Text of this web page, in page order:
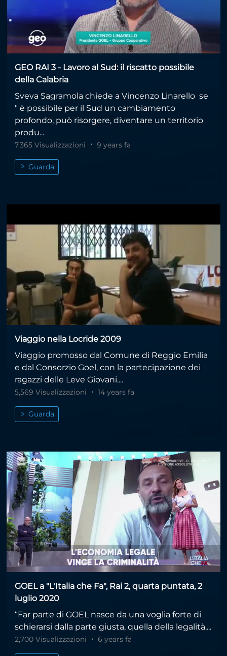
GEO RAI 3 - Lavoro al Sud: il riscatto possibile
della Calabria
Sveva Sagramola chiede a Vincenzo Linarello se
" è possibile per il Sud un cambiamento
profondo, può risorgere, diventare un territorio
produ...
7,365 Visualizzazioni 9 years fa
Guarda
Viaggio nella Locride 2009
Viaggio promosso dal Comune di Reggio Emilia
e dal Consorzio Goel, con la partecipazione dei
ragazzi delle Leve Giovani....
5,569 Visualizzazioni 14 years fa
Guarda
GOEL a "L'Italia che Fa", Rai 2, quarta puntata, 2
luglio 2020
“Far parte di GOEL nasce da una voglia forte di
schierarsi dalla parte giusta, quella della legalità....
2,700 Visualizzazioni 6 years fa